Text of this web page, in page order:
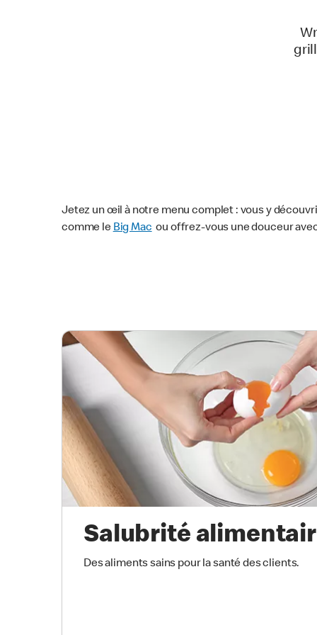
Jetez un œil à notre menu complet : vous y
comme le Big Mac ou offrez-vous une douceur
Salubrité
Des aliments sains pour la santé des clients.